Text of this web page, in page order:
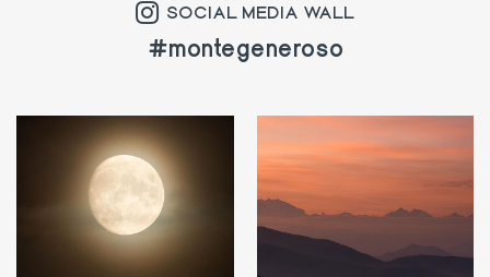
SOCIAL MEDIA WALL
#montegeneroso